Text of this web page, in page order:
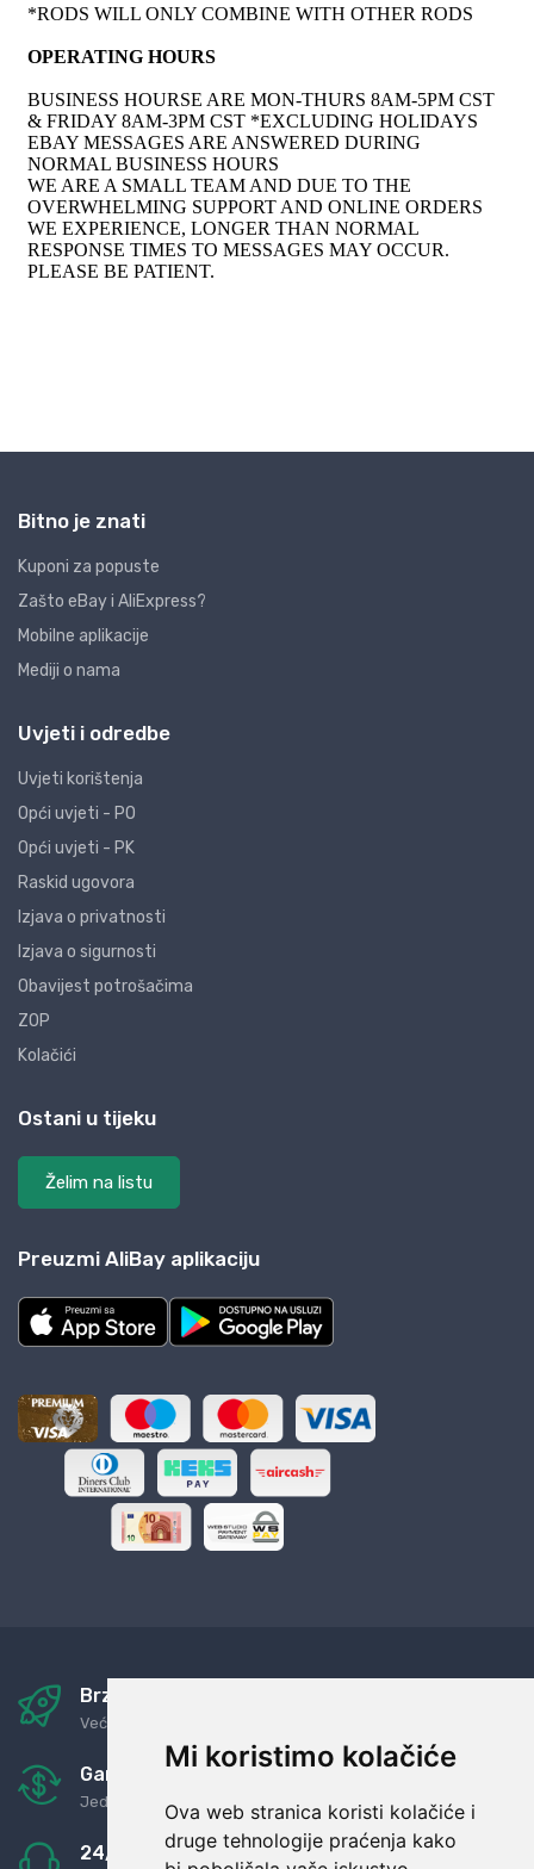
Mi koristimo kolačiće
Ova web stranica koristi kolačiće i
druge tehnologije praćenja kako
Bitno je znati
Kuponi za popuste
Zašto eBay i AliExpress?
Mobilne aplikacije
Mediji o nama
Uvjeti i odredbe
Uvjeti korištenja
Opći uvjeti - PO
Opći uvjeti - PK
Raskid ugovora
Izjava o privatnosti
Izjava o sigurnosti
Obavijest potrošačima
ZOP
Kolačići
Ostani u tijeku
Želim na listu
Preuzmi AliBay aplikaciju
Brza i sigurna dostava
Već za nekoliko dana kod vas
Garancija u povrat novaca
Jednostavno pravilo: Roba za novac
24/7 odlična podrška